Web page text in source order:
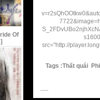
Of
src="http://
Tags :Thất quái